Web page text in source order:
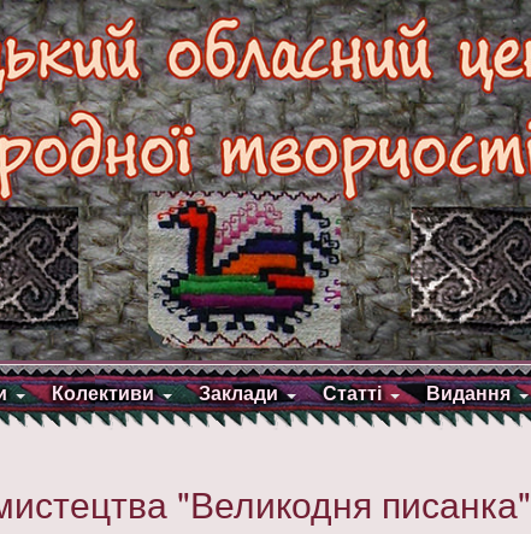
Колективи Заклади Статті Видання
"Великодня писанка"